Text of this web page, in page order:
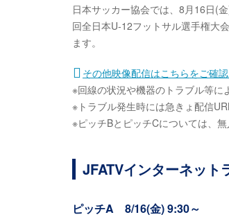
日本サッカー協会では、8月16日(
回全日本U-12フットサル選手権大
ます。
その他映像配信はこちらをご確認
※回線の状況や機器のトラブル等に
※トラブル発生時には急きょ配信
※ピッチBとピッチCについては、無
JFATVインターネット
ピッチA 8/16(金) 9:30～